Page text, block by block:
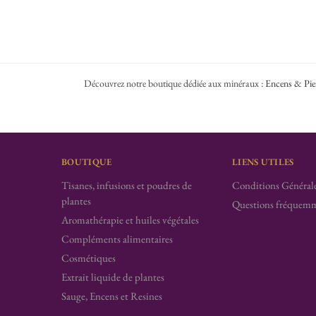
Découvrez notre boutique dédiée aux minéraux :Encens &
BOUTIQUE
Tisanes, infusions et poudres de
plantes
Aromathérapie et huiles végétales
Compléments alimentaires
Cosmétiques
Extrait liquide de plantes
Sauge, Encens et Resines
LIENS UTILES
Conditions
Questions